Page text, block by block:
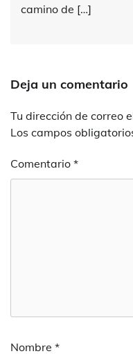
camino de […]
Deja un comentario
Tu dirección de correo
Los campos
Comentario *
Nombre *